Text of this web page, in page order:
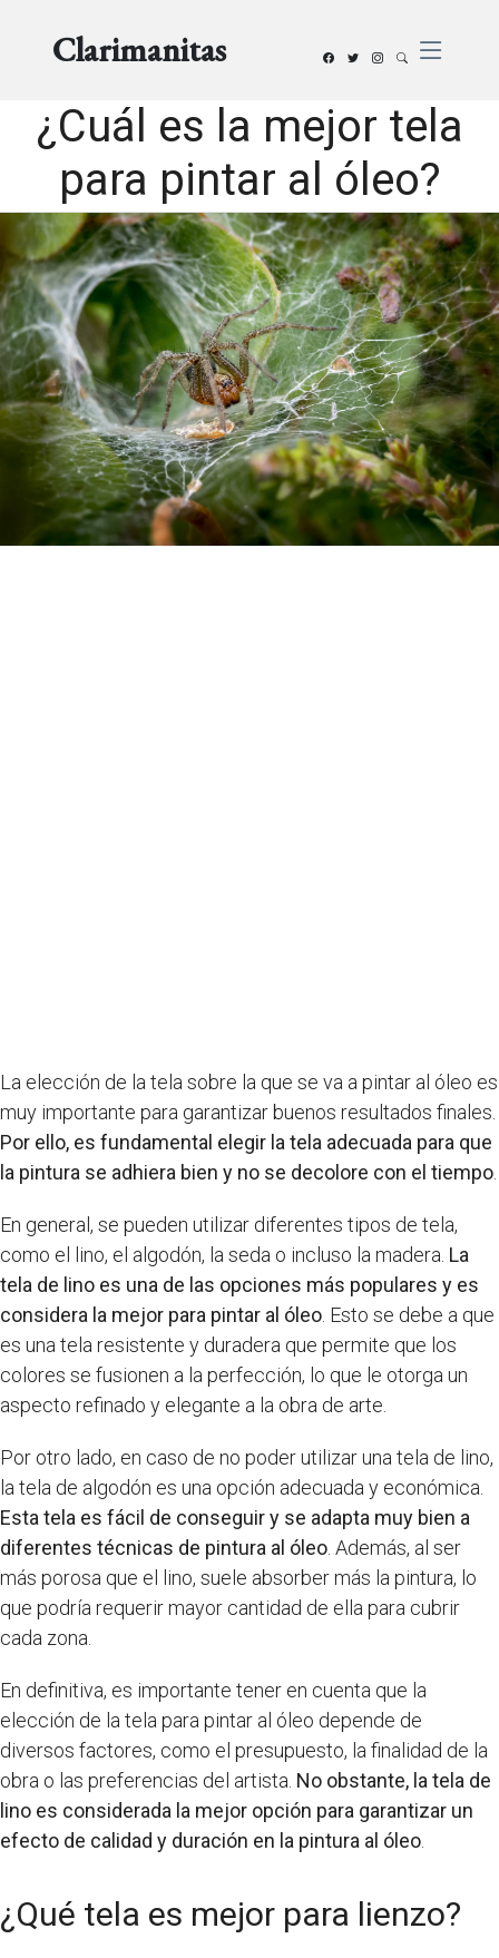
Clarimanitas
¿Cuál es la mejor tela
para pintar al óleo?
La elección de la tela sobre la que se va a pintar al óleo es
muy importante para garantizar buenos resultados finales.
Por ello, es fundamental elegir la tela adecuada para que
la pintura se adhiera bien y no se decolore con el tiempo
En general, se pueden utilizar diferentes tipos de tela,
como el lino, el algodón, la seda o incluso la madera. La
tela de lino es una de las opciones más populares y es
considera la mejor para pintar al óleo . Esto se debe a que
es una tela resistente y duradera que permite que los
colores se fusionen a la perfección, lo que le otorga un
aspecto refinado y elegante a la obra de arte.
Por otro lado, en caso de no poder utilizar una tela de lino,
la tela de algodón es una opción adecuada y económica.
Esta tela es fácil de conseguir y se adapta muy bien a
diferentes técnicas de pintura al óleo . Además, al ser
más porosa que el lino, suele absorber más la pintura, lo
que podría requerir mayor cantidad de ella para cubrir
cada zona.
En definitiva, es importante tener en cuenta que la
elección de la tela para pintar al óleo depende de
diversos factores, como el presupuesto, la finalidad de la
obra o las preferencias del artista. No obstante, la tela de
lino es considerada la mejor opción para garantizar un
efecto de calidad y duración en la pintura al óleo
¿Qué tela es mejor para lienzo?